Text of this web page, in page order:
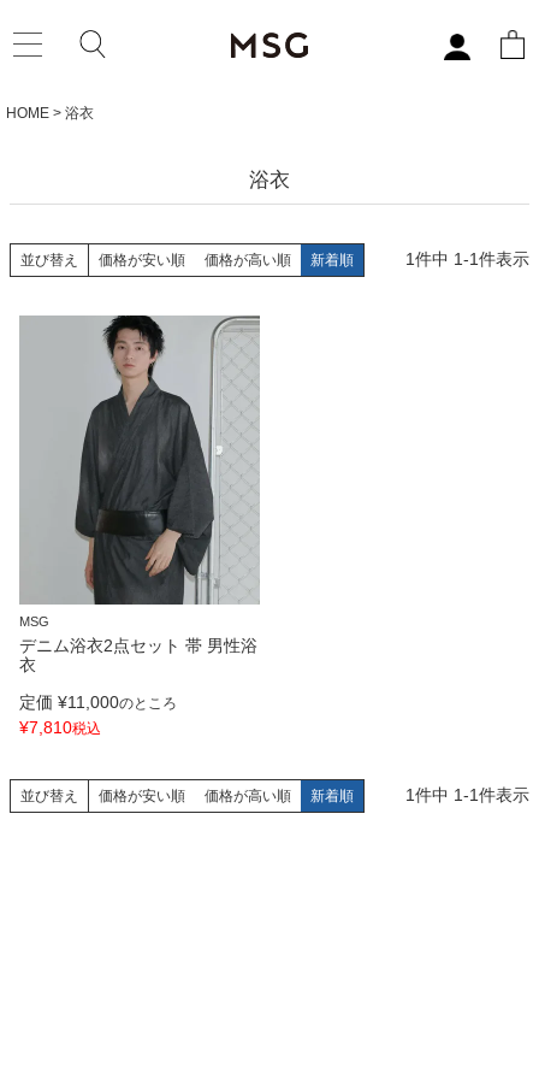
HOME 浴衣
浴衣
並び替え 価格が安い順 価格が高い順 新着順 1件中 1-1件表示
MSG
デニム浴衣2点セット 帯 男性浴
衣
定価 ¥11,000のところ
¥7,810税込
並び替え 価格が安い順 価格が高い順 新着順 1件中 1-1件表示